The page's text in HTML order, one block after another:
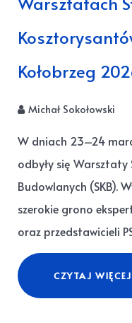
Kołobrzeg
Michał Sokołowski
W dniach 23–24
odbyły się
Budowlanych (SKB).
szerokie grono
oraz przedstawicieli
CZYTAJ WIĘCEJ